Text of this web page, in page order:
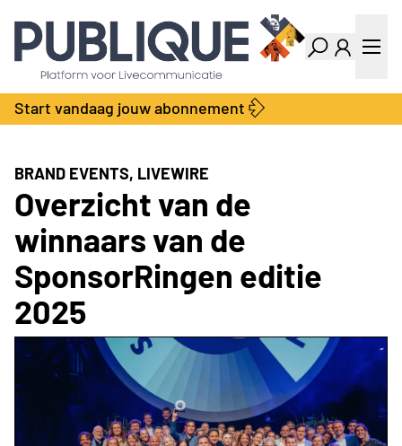
Industry Dashboard
Vacatures
Kalender
Producten
Bedrijvengids
Locatie Finder
Contact
Over ons
Adverteren
Abonnementen
Start vandaag jouw abonnement
BRAND EVENTS, LIVEWIRE
Overzicht van de
winnaars van de
SponsorRingen editie
2025